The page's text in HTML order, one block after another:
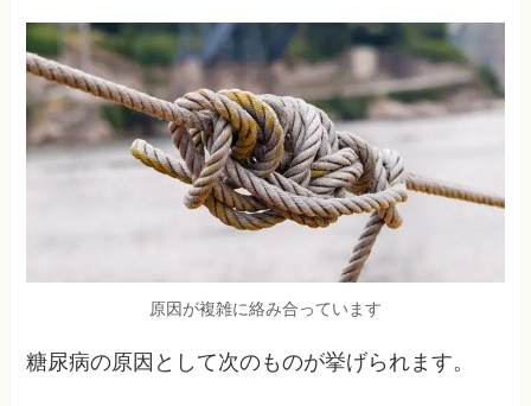
原因が複雑に絡み合っています
糖尿病の原因として次のものが挙げられます。